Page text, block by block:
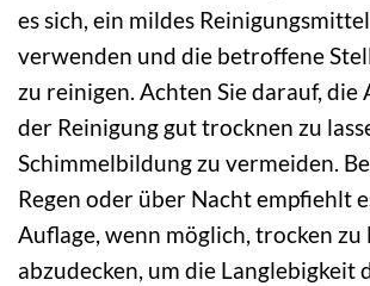
es sich, ein mildes
verwenden und die betroffene
zu reinigen. Achten Sie darauf, die
der Reinigung gut trocknen zu
Schimmelbildung zu vermeiden.
Regen oder über Nacht empfiehlt
Auflage, wenn möglich, trocken zu
abzudecken, um die Langlebigkeit